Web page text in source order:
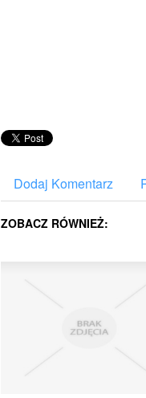
Dodaj Komentarz
ZOBACZ RÓWNIEŻ: